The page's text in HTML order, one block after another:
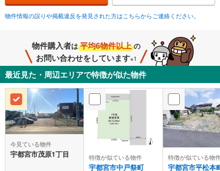
物件情報の誤りや掲載違反を発見された方はこちらからご連絡ください。
物件購入者は 平均6物件以上 の
お問い合わせをしています※1
最近見た・周辺エリアで特徴が似た物件
今見ている物件
宇都宮市茂原1丁目 特徴が似ている物件
宇都宮市中戸祭町
特徴が似ている物
宇都宮市平松本